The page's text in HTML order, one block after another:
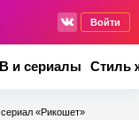
Войти
и сериалы Стиль
«Рикошет»